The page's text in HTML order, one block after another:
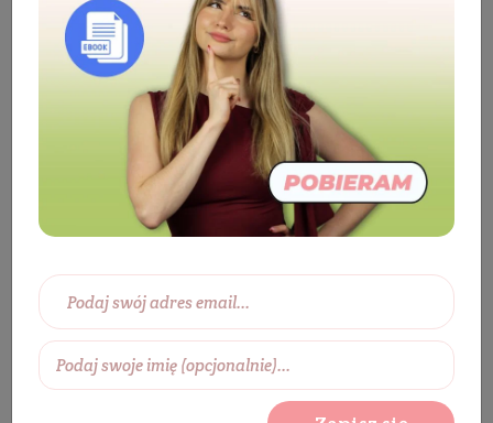
Kosmetyki Twarz
Krem do twarzy
Krem do twarzy na dzień
Nawilżający krem do twarzy na dzień